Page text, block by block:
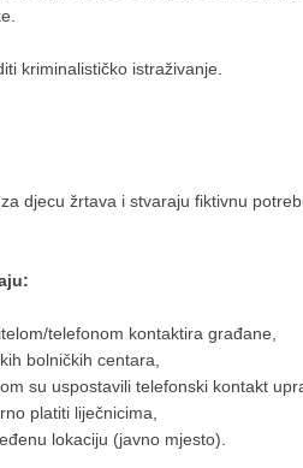
kriminalističko istraživanje.
djecu žrtava i stvaraju fiktivnu
telefonom kontaktira građane,
bolničkih centara,
su uspostavili telefonski kontakt
platiti liječnicima,
lokaciju (javno mjesto).